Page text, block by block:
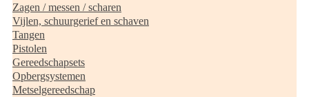
Zagen / messen / scharen
Vijlen, schuurgerief en schaven
Tangen
Pistolen
Gereedschapsets
Opbergsystemen
Metselgereedschap